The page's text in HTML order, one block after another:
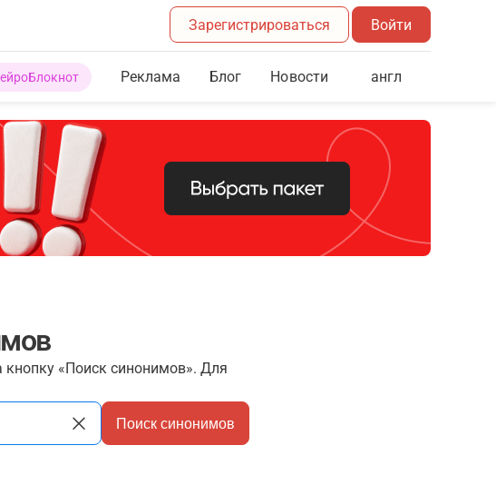
Зарегистрироваться Войти
Реклама Блог Новости англ
кнопку «Поиск синонимов». Для
Поиск синонимов